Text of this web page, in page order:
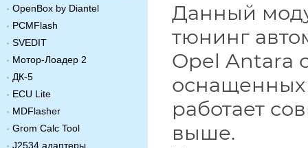
OpenBox by Diantel
PCMFlash
SVEDIT
Мотор-Лоадер 2
ДК-5
ECU Lite
MDFlasher
Grom Calc Tool
J2534 адаптеры
Данный
тюнинг
Opel Antara
оснащенных
работает
выше.